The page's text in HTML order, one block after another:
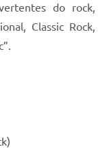
do rock,
Classic Rock,